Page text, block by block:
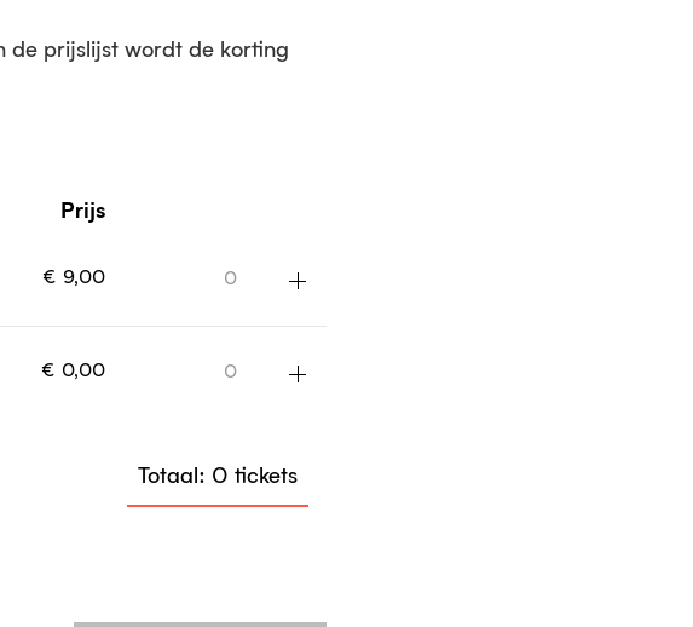
de prijslijst wordt de korting
Prijs
€ 9,00 +Voeg ticket toe
€ 0,00 +Voeg ticket toe
Totaal: 0 tickets